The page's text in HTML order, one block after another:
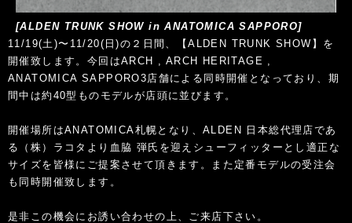
[ALDEN TRUNK SHOW in ANATOMICA SAPPORO]
11/19(土)〜11/20(日)の２日間、【ALDEN TRUNK SHOW】を
開催致します。今回はARCH , ARCH HERITAGE ,
ANATOMICA SAPPORO3店舗による同時開催となっており、期
間中は約40型ものモデルが店頭に並びます。
開催場所はANATOMICA札幌となり、ALDEN 日本総代理店であ
る（株）ラコタより血脇 弾氏を迎えシューフィッターとし適正な
サイズを皆様にご提案させて頂きます。また定番モデルの受注会
も同時開催致します。
是非この機会にお誘い合わせの上、ご来店下さい。